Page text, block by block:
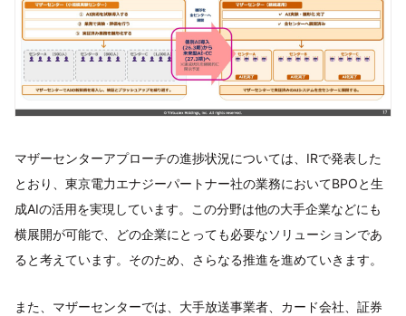
マザーセンターアプローチの進捗状況については、IRで発表した
とおり、東京電力エナジーパートナー社の業務においてBPOと生
成AIの活用を実現しています。この分野は他の大手企業などにも
横展開が可能で、どの企業にとっても必要なソリューションであ
ると考えています。そのため、さらなる推進を進めていきます。
また、マザーセンターでは、大手放送事業者、カード会社、証券